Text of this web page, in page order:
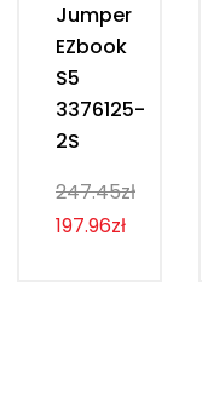
Jumper
EZbook
S5
3376125-
2S
247.45zł
197.96zł